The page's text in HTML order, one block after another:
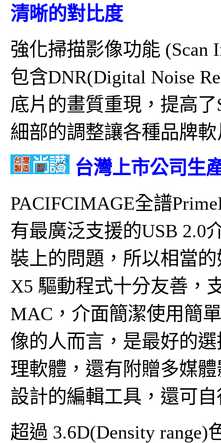
清晰的對比度
強化掃描影像功能 (Scan
包含DNR(Digital Noise
底片的畫質重現，提高
細部的調整讓各種品牌
台灣上市公司生
PACIFCIMAGE全譜
有最廣泛支援的USB 2.0
裝上的問題，所以相當
X5 驅動程式十分友善，
MAC，介面簡潔使用簡
像的人而言，是最好的
理軟體，還有附贈多媒
設計的編輯工具，還可
超過 3.6D(Density